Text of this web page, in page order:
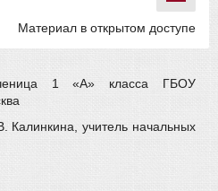
Материал в открытом доступе
1 «А» класса ГБОУ
Калинкина, учитель начальных